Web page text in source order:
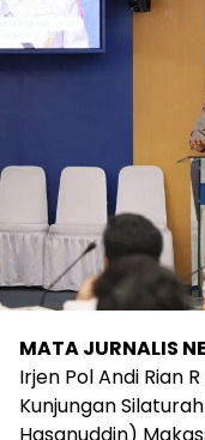
MATA JURNALIS
Irjen Pol Andi Rian
Kunjungan